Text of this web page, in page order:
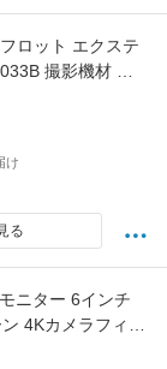
ロット エクステ
撮影機材 プ
レット】
け
る
ニター 6インチ
4Kカメラフィー
IPS Full HD 解像